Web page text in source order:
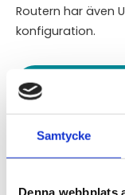
Samtycke
Denna webbplats
Routern har även
konfiguration.
STÄLL EN